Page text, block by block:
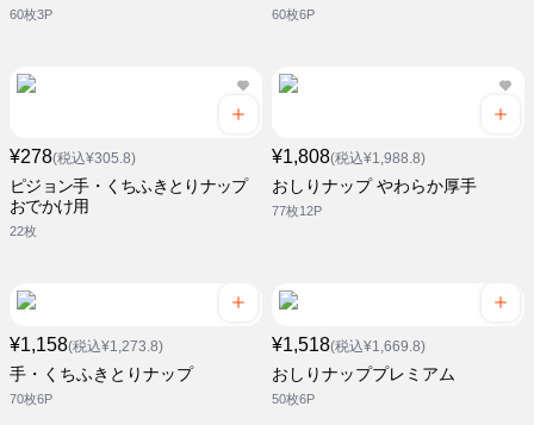
60枚3P 60枚6P
¥278(税込¥305.8)
ピジョン手・くちふきとりナップ
おでかけ用
22枚
¥1,808(税込¥1,988.8)
おしりナップ やわらか厚手
77枚12P
¥1,158(税込¥1,273.8)
手・くちふきとりナップ
70枚6P
¥1,518(税込¥1,669.8)
おしりナッププレミアム
50枚6P